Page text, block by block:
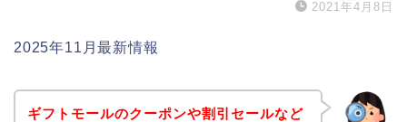
2021年4月8日
2025年11月最新情報
ギフトモールのクーポンや割引セールなど